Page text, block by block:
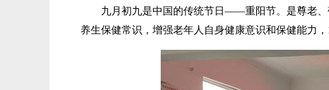
九月初九是中国的传统节日——重阳节。是尊老
养生保健常识，增强老年人自身健康意识和保健能力